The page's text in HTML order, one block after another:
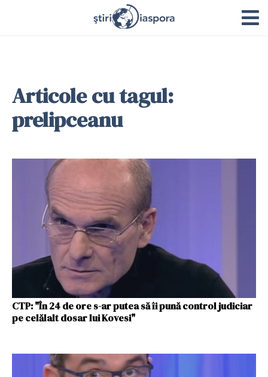
Articole cu tagul:
prelipceanu
CTP: "În 24 de ore s-ar putea să îi pună control judiciar
pe celălalt dosar lui Kovesi"